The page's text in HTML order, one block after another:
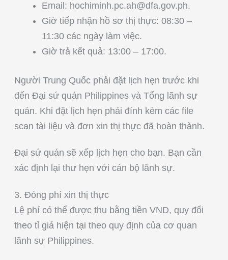
Email: hochiminh.pc.ah@dfa.gov.ph.
Giờ tiếp nhận hồ sơ thị thực: 08:30 –
11:30 các ngày làm việc.
Giờ trả kết quả: 13:00 – 17:00.
Người Trung Quốc phải đặt lịch hẹn trước khi
đến Đại sứ quán Philippines và Tổng lãnh sự
quán. Khi đặt lịch hẹn phải đính kèm các file
scan tài liệu và đơn xin thị thực đã hoàn thành.
Đại sứ quán sẽ xếp lịch hẹn cho bạn. Bạn cần
xác định lại thư hẹn với cán bộ lãnh sự.
3. Đóng phí xin thị thực
Lệ phí có thể được thu bằng tiền VND, quy đổi
theo tỉ giá hiện tại theo quy định của cơ quan
lãnh sự Philippines.